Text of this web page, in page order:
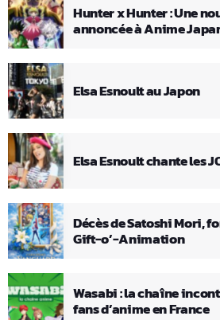
Hunter x Hunter : Une
annoncée à Anime
Elsa Esnoult au Japon
Elsa Esnoult chante les
Décès de Satoshi Mori,
Gift-o’-Animation
Wasabi : la chaîne
fans d’anime en France